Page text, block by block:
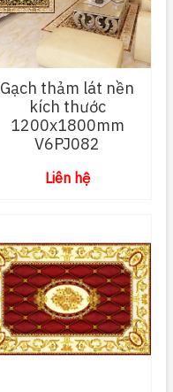
Gạch thảm lát nền
kích thước
1200x1800mm
V6PJ082
Liên hệ